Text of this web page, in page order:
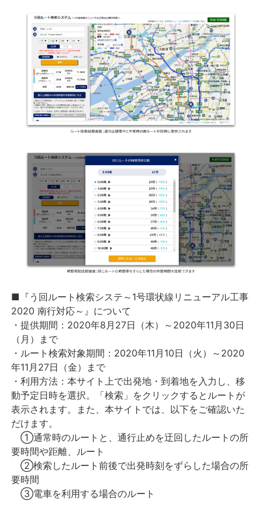
■『う回ルート検索システ～1号環状線リニューアル工事
2020 南行対応～』について
・提供期間：2020年8月27日（木）～2020年11月30日
（月）まで
・ルート検索対象期間：2020年11月10日（火）～2020
年11月27日（金）まで
・利用方法：本サイト上で出発地・到着地を入力し、移
動予定日時を選択。「検索」をクリックするとルートが
表示されます。また、本サイトでは、以下をご確認いた
だけます。
①通常時のルートと、通行止めを迂回したルートの所
要時間や距離、ルート
②検索したルート前後で出発時刻をずらした場合の所
要時間
③電車を利用する場合のルート